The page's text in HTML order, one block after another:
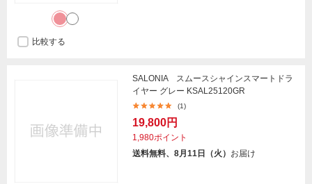
比較する
SALONIA スムースシャインスマートドラ
イヤー グレー KSAL25120GR
(1)
19,800円
1,980ポイント
送料無料、8月11日（火） お届け